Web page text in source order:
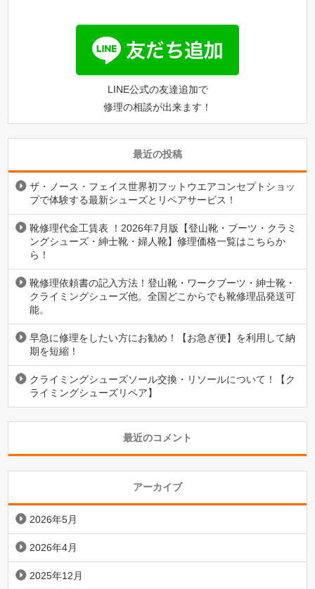
LINE公式の友達追加で
修理の相談が出来ます！
最近の投稿
ザ・ノース・フェイス世界初フットウエアコンセプトショッ
プで体験する最新シューズとリペアサービス！
靴修理代金工賃表 ！2026年7月版【登山靴・ブーツ・クラミ
ングシューズ・紳士靴・婦人靴】修理価格一覧はこちらか
ら！
靴修理依頼書の記入方法！登山靴・ワークブーツ・紳士靴・
クライミングシューズ他。全国どこからでも靴修理品発送可
能。
早急に修理をしたい方にお勧め！【お急ぎ便】を利用して納
期を短縮！
クライミングシューズソール交換・リソールについて！【ク
ライミングシューズリペア】
最近のコメント
アーカイブ
2026年5月
2026年4月
2025年12月